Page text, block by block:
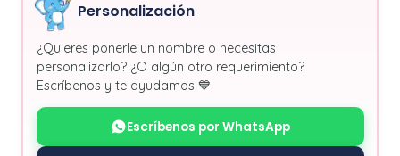
Personalización
¿Quieres ponerle un nombre o necesitas
personalizarlo? ¿O algún otro requerimiento?
Escríbenos y te ayudamos 💙
Escríbenos por WhatsApp